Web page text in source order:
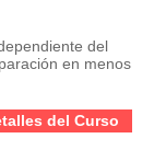
del
en menos
del Curso